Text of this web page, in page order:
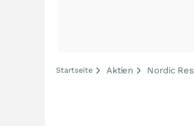
Startseite Aktien Nordic